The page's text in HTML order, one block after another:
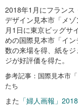
2018年1月にフランス
デザイン見本市「メ
月1日に東京ビッグサ
めの国際見本市「イ
数の来場を得、紙を
ジが好評価を得た。
参考記事：国際見本市
たち
また 「婦人画報」